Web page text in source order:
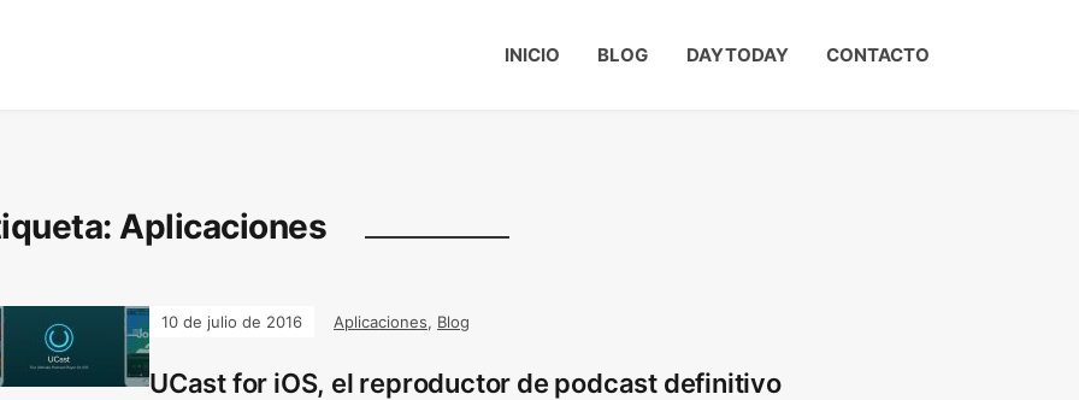
INICIO BLOG DAYTODAY CONTACTO
Aplicaciones
10 de julio de 2016 Aplicaciones, Blog
UCast for iOS, el reproductor de podcast definitivo